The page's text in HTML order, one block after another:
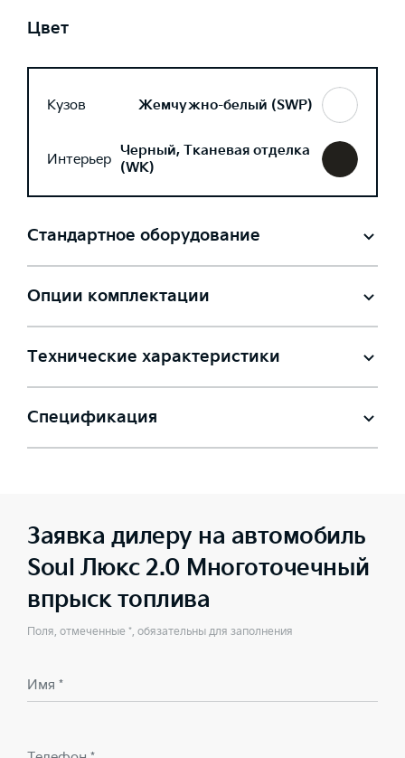
Цвет
Кузов Жемчужно-белый (SWP)
Интерьер Черный, Тканевая отделка
(WK)
Стандартное оборудование
Опции комплектации
Технические характеристики
Спецификация
Заявка дилеру на автомобиль
Soul Люкс 2.0 Многоточечный
впрыск топлива
Поля, отмеченные *, обязательны для заполнения
Имя *